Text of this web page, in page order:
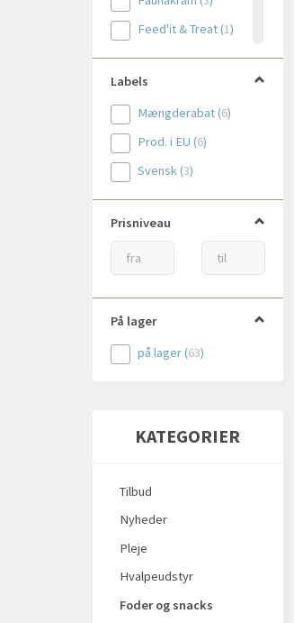
Feed'it & Treat(1)
Fidovet(1)
Flamingo
Halla(1)
INABA (1)
Little Big Paw
Ollipet(1)
Småland
Trixie
Wanpy
Wellness CORE
Labels
Mængderabat(6)
Prod. i EU (6)
Svensk(3)
Prisniveau
På lager
på lager(63)
KATEGORIER
Tilbud
Nyheder
Pleje
Hvalpeudstyr
Foder og snacks